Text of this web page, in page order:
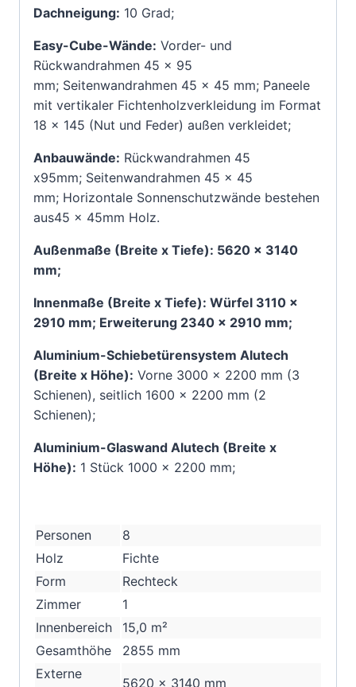
Dachneigung: 10 Grad;
Easy-Cube-Wände: Vorder- und
Rückwandrahmen 45 x 95
mm; Seitenwandrahmen 45 x 45 mm; Paneele
mit vertikaler Fichtenholzverkleidung im Format
18 x 145 (Nut und Feder) außen verkleidet;
Anbauwände: Rückwandrahmen 45
x95mm; Seitenwandrahmen 45 x 45
mm; Horizontale Sonnenschutzwände bestehen
aus45 x 45mm Holz.
Außenmaße (Breite x Tiefe): 5620 x 3140
mm;
Innenmaße (Breite x Tiefe): Würfel 3110 x
2910 mm; Erweiterung 2340 x 2910 mm;
Aluminium-Schiebetürensystem Alutech
(Breite x Höhe): Vorne 3000 x 2200 mm (3
Schienen), seitlich 1600 x 2200 mm (2
Schienen);
Aluminium-Glaswand Alutech (Breite x
Höhe): 1 Stück 1000 x 2200 mm;
Personen
8
Holz
Fichte
Form
Rechteck
Zimmer
1
Innenbereich
15,0 m²
Gesamthöhe
2855 mm
Externe
5620 x 3140 mm